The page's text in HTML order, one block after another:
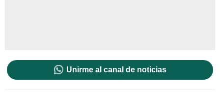
Unirme al canal de noticias